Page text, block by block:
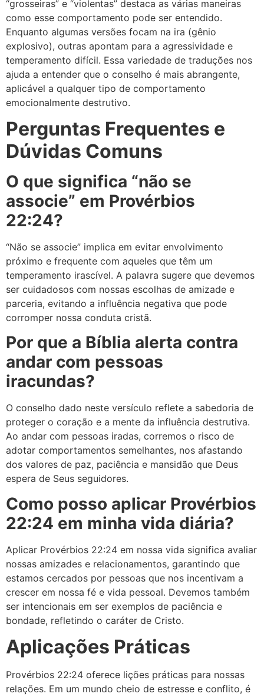
“grosseiras” e “violentas” destaca as várias maneiras
como esse comportamento pode ser entendido.
Enquanto algumas versões focam na ira (gênio
explosivo), outras apontam para a agressividade e
temperamento difícil. Essa variedade de traduções nos
ajuda a entender que o conselho é mais abrangente,
aplicável a qualquer tipo de comportamento
emocionalmente destrutivo.
Perguntas Frequentes e
Dúvidas Comuns
O que significa “não se
associe” em Provérbios
22:24?
“Não se associe” implica em evitar envolvimento
próximo e frequente com aqueles que têm um
temperamento irascível. A palavra sugere que devemos
ser cuidadosos com nossas escolhas de amizade e
parceria, evitando a influência negativa que pode
corromper nossa conduta cristã.
Por que a Bíblia alerta contra
andar com pessoas
iracundas?
O conselho dado neste versículo reflete a sabedoria de
proteger o coração e a mente da influência destrutiva.
Ao andar com pessoas iradas, corremos o risco de
adotar comportamentos semelhantes, nos afastando
dos valores de paz, paciência e mansidão que Deus
espera de Seus seguidores.
Como posso aplicar Provérbios
22:24 em minha vida diária?
Aplicar Provérbios 22:24 em nossa vida significa avaliar
nossas amizades e relacionamentos, garantindo que
estamos cercados por pessoas que nos incentivam a
crescer em nossa fé e vida pessoal. Devemos também
ser intencionais em ser exemplos de paciência e
bondade, refletindo o caráter de Cristo.
Aplicações Práticas
Provérbios 22:24 oferece lições práticas para nossas
relações. Em um mundo cheio de estresse e conflito, é